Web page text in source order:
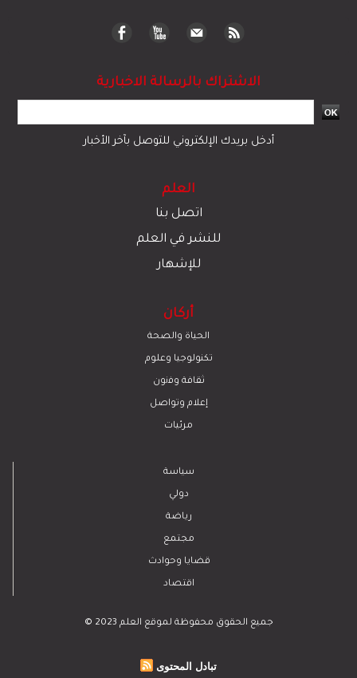
الاشتراك بالرسالة الاخبارية
أدخل بريدك الإلكتروني للتوصل بآخر الأخبار
العلم
اتصل بنا
للنشر في العلم
للإشهار
أركان
الحياة والصحة
تكنولوجيا وعلوم
ﺛﻘﺎﻓﺔ وﻓﻧون
إعلام وتواصل
مرئيات
سياسة
دولي
رياضة
مجتمع
قضايا وحوادث
اقتصاد
© 2023 جميع الحقوق محفوظة لموقع العلم
تبادل المحتوى